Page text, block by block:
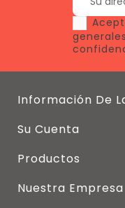
Información De
Su Cuenta
Productos
Nuestra Empresa